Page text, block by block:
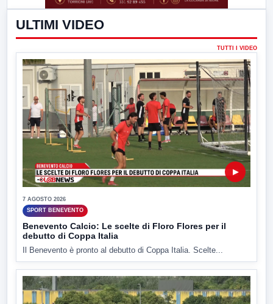
ULTIMI VIDEO
TUTTI I VIDEO
▶
7 AGOSTO 2026
SPORT BENEVENTO
Benevento Calcio: Le scelte di Floro Flores per il
debutto di Coppa Italia
Il Benevento è pronto al debutto di Coppa Italia. Scelte...